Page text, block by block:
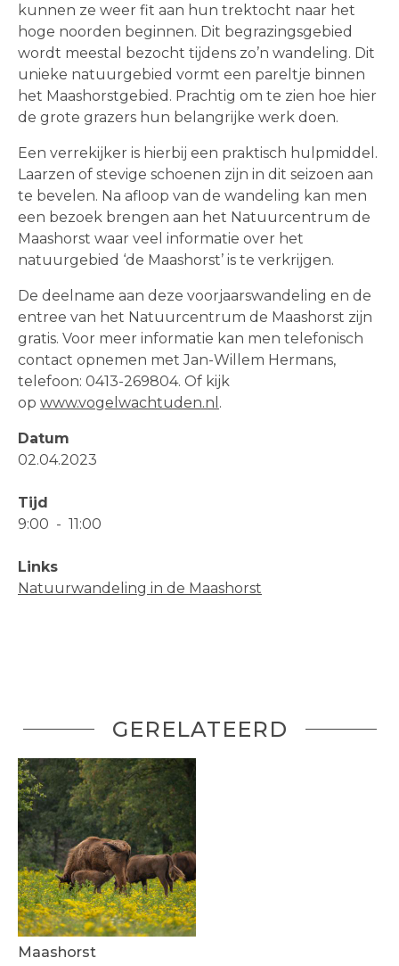
kunnen ze weer fit aan hun trektocht naar het
hoge noorden beginnen. Dit begrazingsgebied
wordt meestal bezocht tijdens zo’n wandeling. Dit
unieke natuurgebied vormt een pareltje binnen
het Maashorstgebied. Prachtig om te zien hoe hier
de grote grazers hun belangrijke werk doen.
Een verrekijker is hierbij een praktisch hulpmiddel.
Laarzen of stevige schoenen zijn in dit seizoen aan
te bevelen. Na afloop van de wandeling kan men
een bezoek brengen aan het Natuurcentrum de
Maashorst waar veel informatie over het
natuurgebied ‘de Maashorst’ is te verkrijgen.
De deelname aan deze voorjaarswandeling en de
entree van het Natuurcentrum de Maashorst zijn
gratis. Voor meer informatie kan men telefonisch
contact opnemen met Jan-Willem Hermans,
telefoon: 0413-269804. Of kijk
op www.vogelwachtuden.nl .
Datum
02.04.2023
Tijd
9:00 - 11:00
Links
Natuurwandeling in de Maashorst
GERELATEERD
Maashorst